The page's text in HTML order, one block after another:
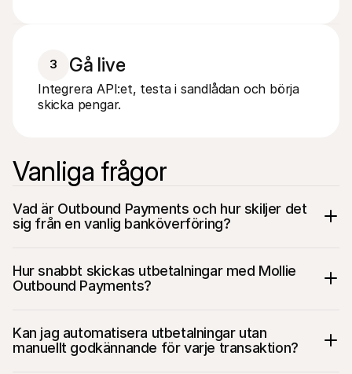
3 Gå live
Integrera API:et, testa i sandlådan och börja
skicka pengar.
Vanliga frågor
Vad är Outbound Payments och hur skiljer det
sig från en vanlig banköverföring?
Hur snabbt skickas utbetalningar med Mollie
Outbound Payments?
Kan jag automatisera utbetalningar utan
manuellt godkännande för varje transaktion?